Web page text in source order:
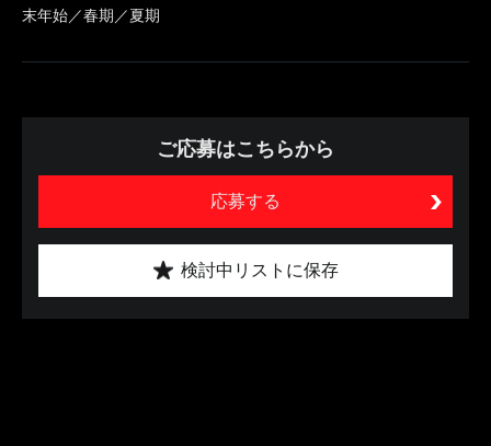
末年始／春期／夏期
ご応募はこちらから
応募する
検討中リストに保存